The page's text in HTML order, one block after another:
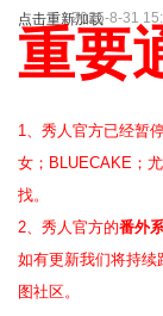
点击重新加载2025-8-31
重要
1、秀人官方已经暂
女；BLUECAKE；
找。
2、 秀人官方的番外
如有更新我们将持续
图社区。